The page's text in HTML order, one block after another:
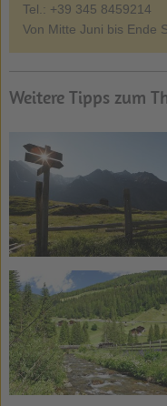
Tel.: +39 345 8459214
Von Mitte Juni bis Ende
Weitere Tipps zum